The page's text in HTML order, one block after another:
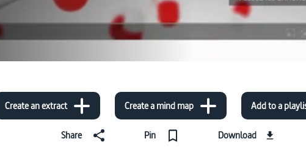
Create an extract Create a mind map Add to a
Share Pin Download